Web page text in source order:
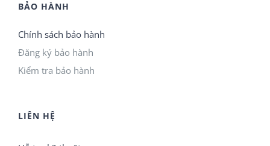
BẢO HÀNH
Chính sách bảo hành
Đăng ký bảo hành
Kiểm tra bảo hành
LIÊN HỆ